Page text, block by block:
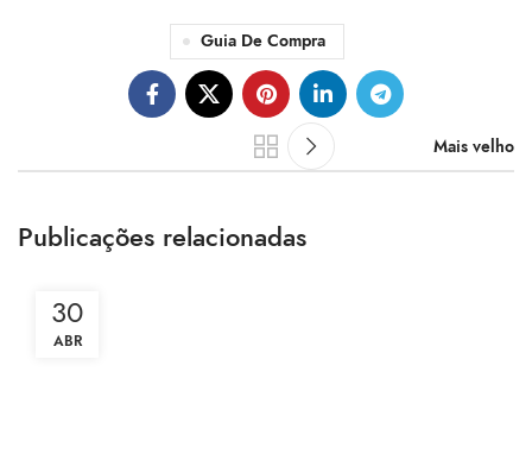
Guia De Compra
Mais velho
Publicações relacionadas
30
ABR